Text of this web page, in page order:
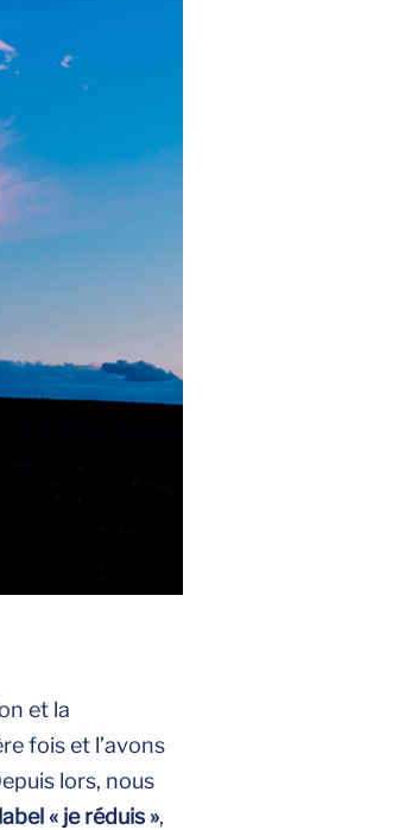
et la
fois et l’avons
lors, nous
label « je réduis »,